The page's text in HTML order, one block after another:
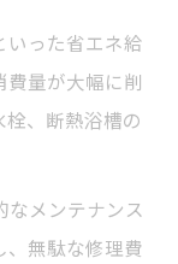
いった省エネ給
量が大幅に削
、断熱浴槽の
なメンテナンス
、無駄な修理費